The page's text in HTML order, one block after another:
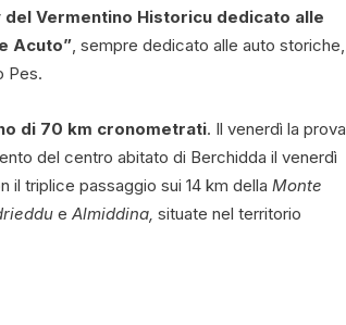
Vermentino Historicu dedicato alle
Acuto”, sempre dedicato alle auto storiche,
Pes.
di 70 km cronometrati. Il venerdì la prova
del centro abitato di Berchidda il venerdì
triplice passaggio sui 14 km della Monte
e Almiddina, situate nel territorio